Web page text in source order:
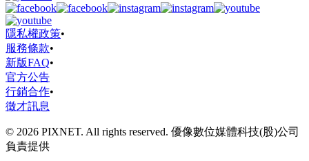
隱私權政策•
服務條款•
新版FAQ•
官方公告
行銷合作•
徵才訊息
© 2026 PIXNET. All rights reserved. 優像數位媒體科技(股)公司
負責提供